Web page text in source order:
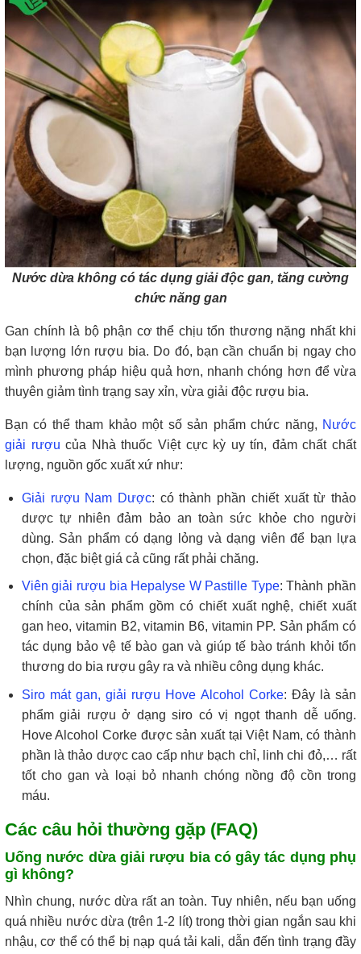
Nước dừa không có tác dụng giải độc gan, tăng cường
chức năng gan
Gan chính là bộ phận cơ thể chịu tổn thương nặng nhất khi
bạn lượng lớn rượu bia. Do đó, bạn cần chuẩn bị ngay cho
mình phương pháp hiệu quả hơn, nhanh chóng hơn để vừa
thuyên giảm tình trạng say xỉn, vừa giải độc rượu bia.
Bạn có thể tham khảo một số sản phẩm chức năng, Nước
giải rượu của Nhà thuốc Việt cực kỳ uy tín, đảm chất chất
lượng, nguồn gốc xuất xứ như:
Giải rượu Nam Dược: có thành phần chiết xuất từ thảo
dược tự nhiên đảm bảo an toàn sức khỏe cho người
dùng. Sản phẩm có dạng lỏng và dạng viên để bạn lựa
chọn, đặc biệt giá cả cũng rất phải chăng.
Viên giải rượu bia Hepalyse W Pastille Type: Thành phần
chính của sản phẩm gồm có chiết xuất nghệ, chiết xuất
gan heo, vitamin B2, vitamin B6, vitamin PP. Sản phẩm có
tác dụng bảo vệ tế bào gan và giúp tế bào tránh khỏi tổn
thương do bia rượu gây ra và nhiều công dụng khác.
Siro mát gan, giải rượu Hove Alcohol Corke: Đây là sản
phẩm giải rượu ở dạng siro có vị ngọt thanh dễ uống.
Hove Alcohol Corke được sản xuất tại Việt Nam, có thành
phần là thảo dược cao cấp như bạch chỉ, linh chi đỏ,… rất
tốt cho gan và loại bỏ nhanh chóng nồng độ cồn trong
máu.
Các câu hỏi thường gặp (FAQ)
Uống nước dừa giải rượu bia có gây tác dụng phụ
gì không?
Nhìn chung, nước dừa rất an toàn. Tuy nhiên, nếu bạn uống
quá nhiều nước dừa (trên 1-2 lít) trong thời gian ngắn sau khi
nhậu, cơ thể có thể bị nạp quá tải kali, dẫn đến tình trạng đầy